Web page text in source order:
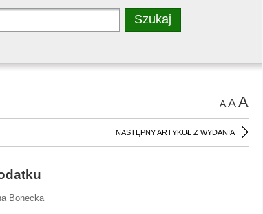
AAA
NASTĘPNY ARTYKUŁ Z WYDANIA
Bonecka